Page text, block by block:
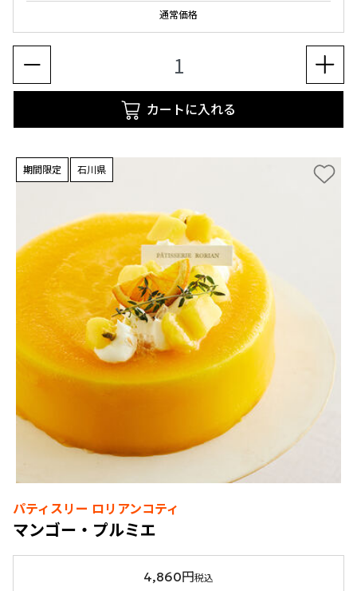
通常価格
カートに入れる
期間限定 石川県
パティスリー ロリアンコティ
マンゴー・プルミエ
4,860円税込